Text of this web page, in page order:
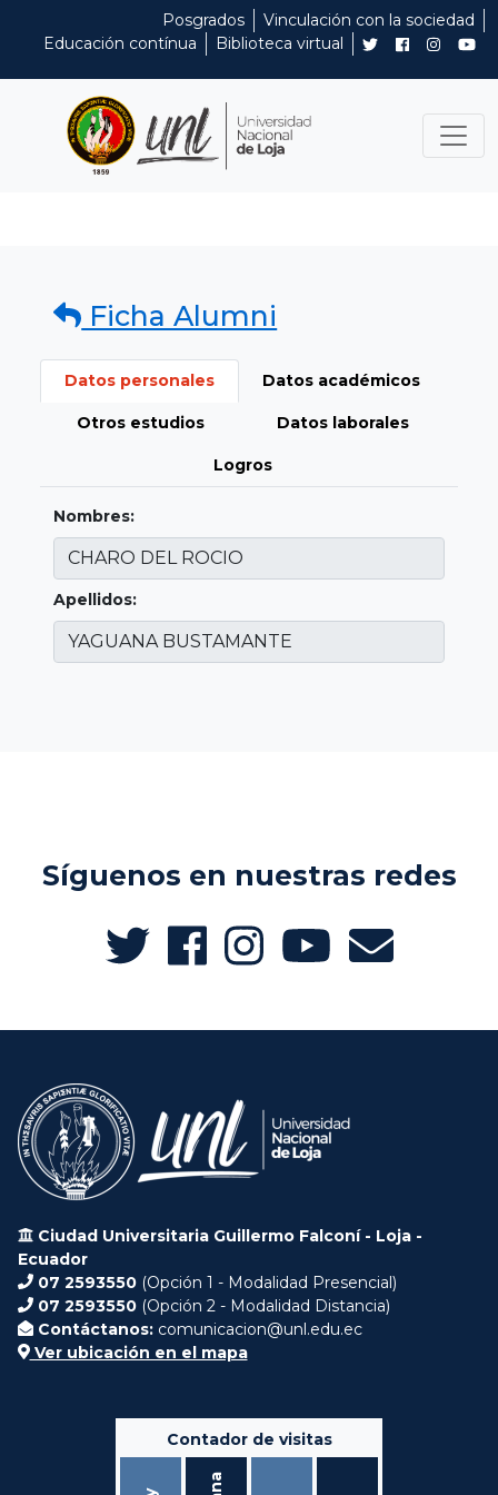
Posgrados
Vinculación con la sociedad
Educación contínua
Biblioteca virtual
Ficha Alumni
Datos personales Datos académicos
Otros estudios Datos laborales
Logros
Nombres:
Apellidos:
Síguenos en nuestras redes
Ciudad Universitaria Guillermo Falconí - Loja -
Ecuador
07 2593550 (Opción 1 - Modalidad Presencial)
07 2593550 (Opción 2 - Modalidad Distancia)
Contáctanos: comunicacion@unl.edu.ec
Ver ubicación en el mapa
Contador de visitas